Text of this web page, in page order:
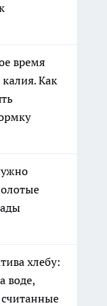
время
Как
хлебу:
воде,